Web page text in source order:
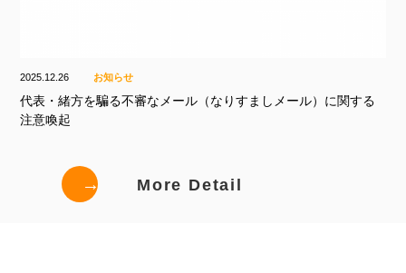
2025.12.26 お知らせ
代表・緒方を騙る不審なメール（なりすましメール）に関する
注意喚起
→ More Detail